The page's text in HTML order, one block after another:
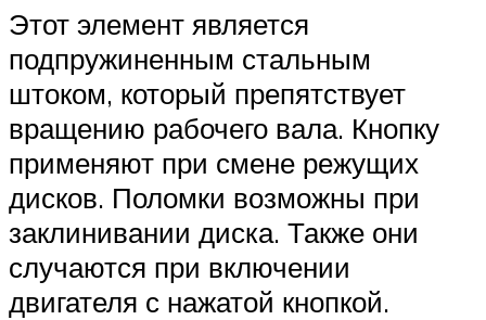
Этот элемент является
подпружиненным стальным
штоком, который препятствует
вращению рабочего вала. Кнопку
применяют при смене режущих
дисков. Поломки возможны при
заклинивании диска. Также они
случаются при включении
двигателя с нажатой кнопкой.